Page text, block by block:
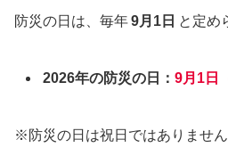
防災の日は、毎年9月1日 と定め
2026年の防災の日：9月1日
※防災の日は祝日ではありませ